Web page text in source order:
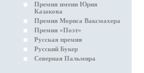
Премия имени Юрия
Казакова
Премия Мориса Ваксмахера
Премия «Поэт»
Русская премия
Русский Букер
Северная Пальмира